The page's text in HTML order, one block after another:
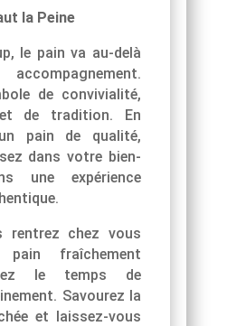
la Peine
le pain va au-delà
de convivialité,
de tradition. En
pain de qualité,
dans votre bien-
une expérience
rentrez chez vous
fraîchement
le temps de
Savourez la
et laissez-vous